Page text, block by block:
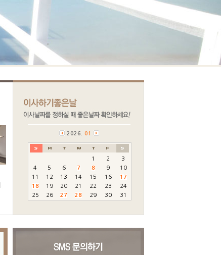
2026. 01
1 2
3
4
5 6 7 8 9
10
11
12 13 14 15 16
17
18
19 20 21 22 23
24
25
26 27 28 29 30 31